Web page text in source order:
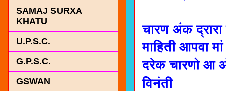
चारण अंक
माहिती आपवा
दरेक चारणो आ
विनंती
SAMAJ SURXA
KHATU
U.P.S.C.
G.P.S.C.
GSWAN